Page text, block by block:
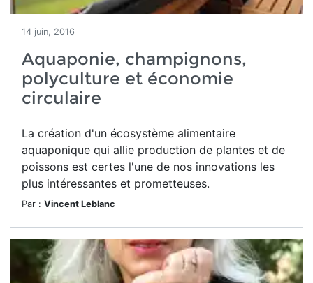
14 juin, 2016
Aquaponie, champignons,
polyculture et économie
circulaire
La création d'un écosystème alimentaire
aquaponique qui allie production de plantes et de
poissons est certes l'une de nos innovations les
plus intéressantes et prometteuses.
Par : Vincent Leblanc